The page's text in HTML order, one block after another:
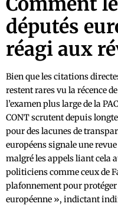
députés
réagi aux
Bien que les citations
restent rares vu la récence
l’examen plus large de la
CONT scrutent depuis
pour des lacunes de
européens signale une
malgré les appels liant cela
politiciens comme ceux de
plafonnement pour protéger
européenne », indictant